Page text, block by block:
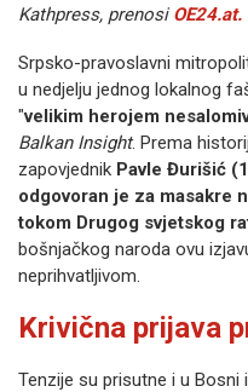
Kathpress, prenosi OE24.at.
Srpsko-pravoslavni
u nedjelju jednog lokalnog
"velikim herojem
Balkan Insight. Prema
zapovjednik Pavle Đurišić
odgovoran je za masakre
tokom Drugog svjetskog
bošnjačkog naroda ovu
neprihvatljivom.
Krivična prijava
Tenzije su prisutne i u Bosni